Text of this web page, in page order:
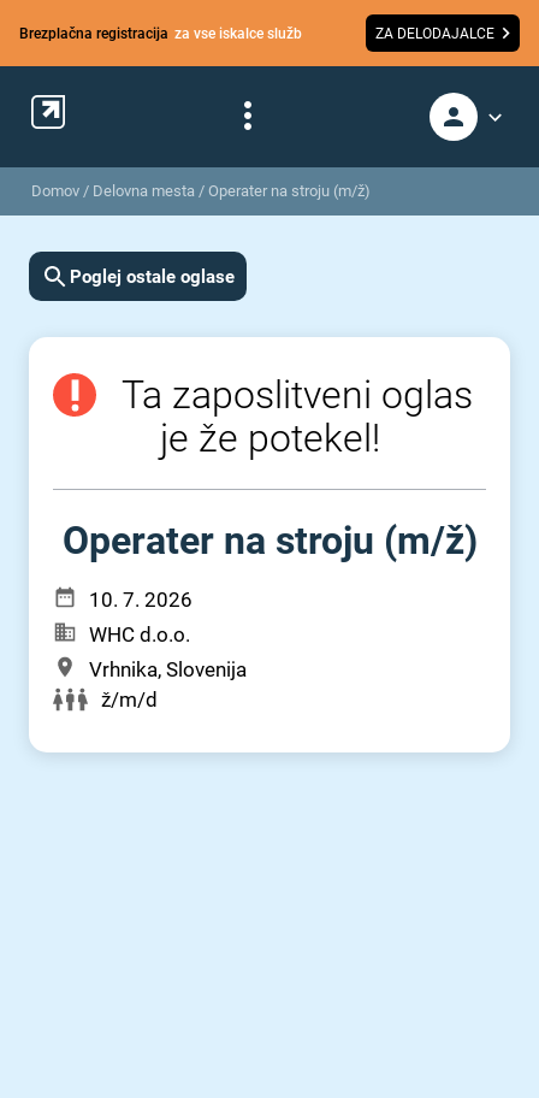
Brezplačna registracija za vse iskalce služb ZA DELODAJALCE
Domov / Delovna mesta / Operater na stroju (m/ž)
Poglej ostale oglase
Ta zaposlitveni oglas
je že potekel!
Operater na stroju (m⁠/⁠ž)
10. 7. 2026
WHC d.o.o.
Vrhnika, Slovenija
ž/m/d